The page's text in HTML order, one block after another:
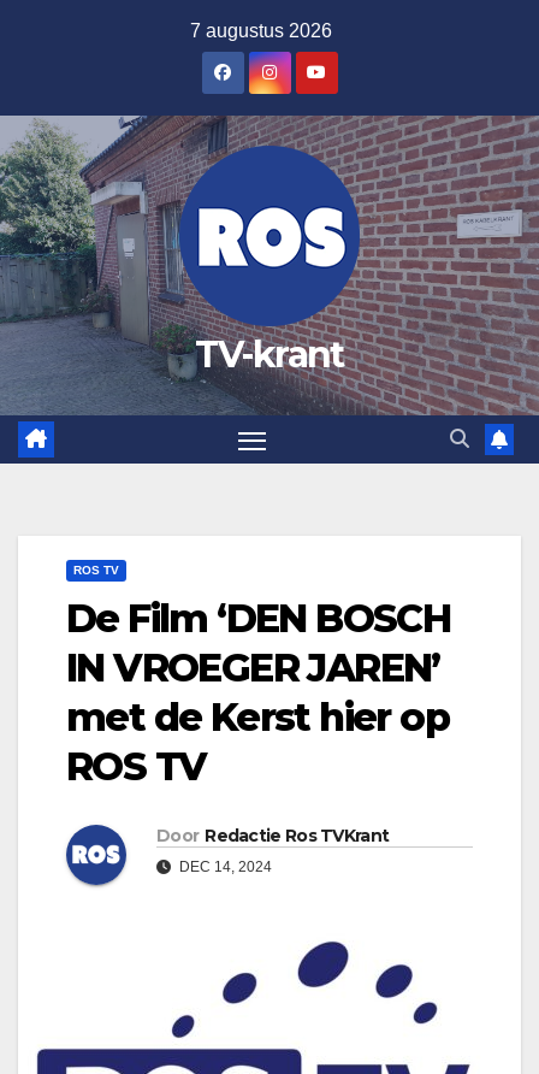
inhoud
7 augustus 2026
TV-krant
ROS TV
De Film ‘DEN BOSCH
IN VROEGER JAREN’
met de Kerst hier op
ROS TV
Door Redactie Ros TVKrant
DEC 14, 2024